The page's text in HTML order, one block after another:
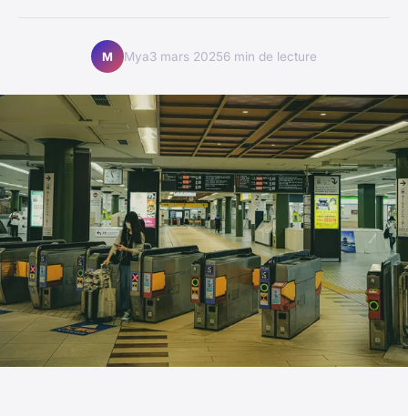
M Mya3 mars 20256 min de lecture